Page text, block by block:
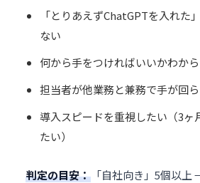
「とりあえずChatGPTを入れた
ない
何から手をつければいいかわか
担当者が他業務と兼務で手が回
導入スピードを重視したい（3ヶ
たい）
判定の目安： 「自社向き」5個以